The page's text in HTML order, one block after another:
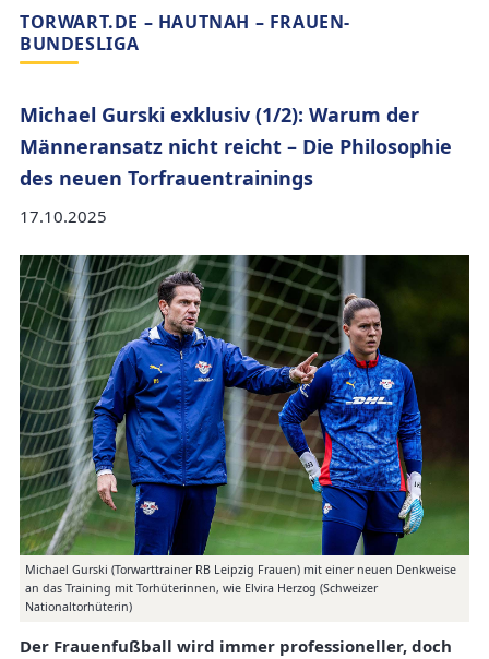
TORWART.DE – HAUTNAH – FRAUEN-
BUNDESLIGA
Michael Gurski exklusiv (1/2): Warum der
Männeransatz nicht reicht – Die Philosophie
des neuen Torfrauentrainings
17.10.2025
Michael Gurski (Torwarttrainer RB Leipzig Frauen) mit einer neuen Denkweise
an das Training mit Torhüterinnen, wie Elvira Herzog (Schweizer
Nationaltorhüterin)
Der Frauenfußball wird immer professioneller, doch